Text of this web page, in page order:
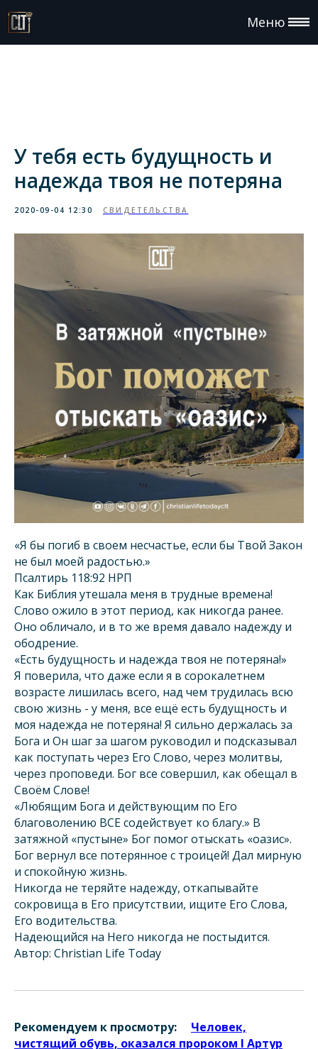
Меню
У тебя есть будущность и
надежда твоя не потеряна
2020-09-04 12:30 СВИДЕТЕЛЬСТВА
«Я бы погиб в своем несчастье, если бы Твой Закон
не был моей радостью.»
Псалтирь 118:92 НРП
Как Библия утешала меня в трудные времена!
Слово ожило в этот период, как никогда ранее.
Оно обличало, и в то же время давало надежду и
ободрение.
«Есть будущность и надежда твоя не потеряна!»
Я поверила, что даже если я в сорокалетнем
возрасте лишилась всего, над чем трудилась всю
свою жизнь - у меня, все ещё есть будущность и
моя надежда не потеряна! Я сильно держалась за
Бога и Он шаг за шагом руководил и подсказывал
как поступать через Его Слово, через молитвы,
через проповеди. Бог все совершил, как обещал в
Своём Слове!
«Любящим Бога и действующим по Его
благоволению ВСЕ содействует ко благу.» В
затяжной «пустыне» Бог помог отыскать «оазис».
Бог вернул все потерянное с троицей! Дал мирную
и спокойную жизнь.
Никогда не теряйте надежду, откапывайте
сокровища в Его присутствии, ищите Его Слова,
Его водительства.
Надеющийся на Него никогда не постыдится.
Автор: Christian Life Today
Рекомендуем к просмотру: Человек,
чистящий обувь, оказался пророком l Артур